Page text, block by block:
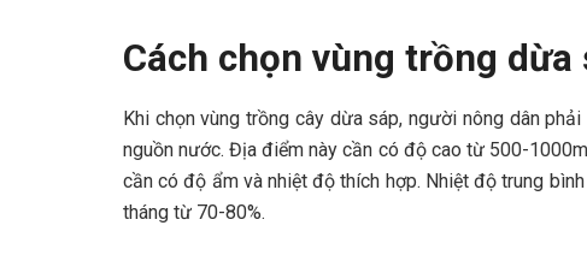
Cách chọn vùng trồng dừa
Khi chọn vùng trồng cây dừa sáp, người nông dân
nguồn nước. Địa điểm này cần có độ cao từ 500-
cần có độ ẩm và nhiệt độ thích hợp. Nhiệt độ trung
tháng từ 70-80%.